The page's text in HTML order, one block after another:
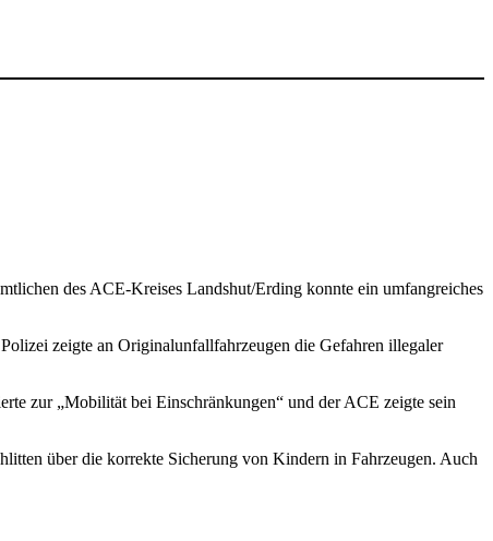
des ACE-Kreises Landshut/Erding konnte ein umfang­rei­ches
zeigte an Origi­nal­un­fall­fahr­zeugen die Gefahren ille­galer
zur „Mobi­lität bei Einschrän­kungen“ und der ACE zeigte sein
über die korrekte Siche­rung von Kindern in Fahr­zeugen. Auch